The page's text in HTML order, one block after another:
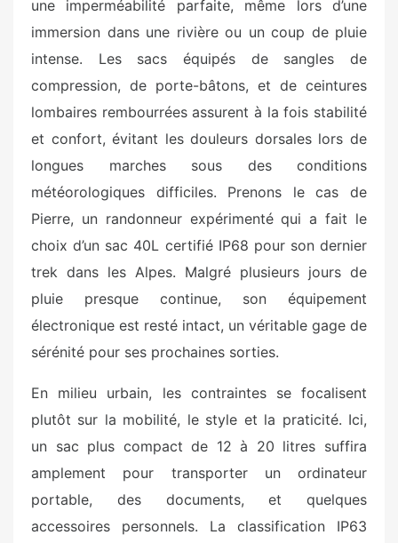
une imperméabilité parfaite, même lors d’une
immersion dans une rivière ou un coup de pluie
intense. Les sacs équipés de sangles de
compression, de porte-bâtons, et de ceintures
lombaires rembourrées assurent à la fois stabilité
et confort, évitant les douleurs dorsales lors de
longues marches sous des conditions
météorologiques difficiles. Prenons le cas de
Pierre, un randonneur expérimenté qui a fait le
choix d’un sac 40L certifié IP68 pour son dernier
trek dans les Alpes. Malgré plusieurs jours de
pluie presque continue, son équipement
électronique est resté intact, un véritable gage de
sérénité pour ses prochaines sorties.
En milieu urbain, les contraintes se focalisent
plutôt sur la mobilité, le style et la praticité. Ici,
un sac plus compact de 12 à 20 litres suffira
amplement pour transporter un ordinateur
portable, des documents, et quelques
accessoires personnels. La classification IP63